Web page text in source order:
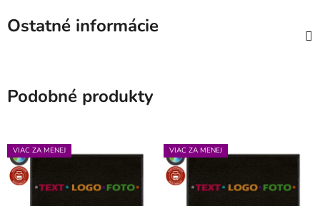
Ostatné informácie
Podobné produkty
VIAC ZA MENEJ VIAC ZA MENEJ